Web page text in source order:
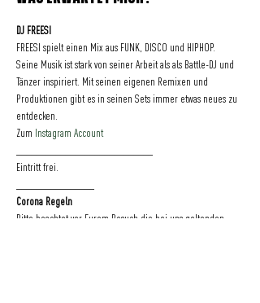
DJ FREESI
FREESI spielt einen Mix aus FUNK, DISCO und HIPHOP.
Seine Musik ist stark von seiner Arbeit als als Battle-DJ und
Tänzer inspiriert. Mit seinen eigenen Remixen und
Produktionen gibt es in seinen Sets immer etwas neues zu
entdecken.
Zum Instagram Account
Eintritt frei.
Corona Regeln
Bitte beachtet vor Eurem Besuch die bei uns geltenden